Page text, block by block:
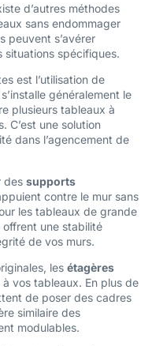
d’autres méthodes
sans endommager
peuvent s’avérer
situations spécifiques.
est l’utilisation de
généralement le
plusieurs tableaux à
C’est une solution
dans l’agencement de
des supports
contre le mur sans
les tableaux de grande
offrent une stabilité
de vos murs.
les étagères
vos tableaux. En plus de
de poser des cadres
similaire des
modulables.